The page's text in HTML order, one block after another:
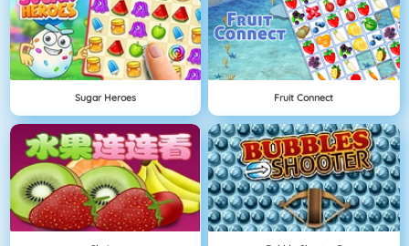
Sugar Heroes Fruit Connect